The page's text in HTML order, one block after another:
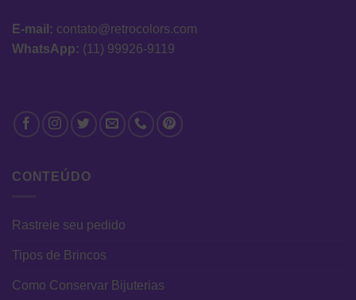
E-mail: contato@retrocolors.com
WhatsApp: (11) 99926-9119
CONTEÚDO
Rastreie seu pedido
Tipos de Brincos
Como Conservar Bijuterias